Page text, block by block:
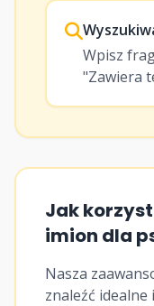
Wpisz
"Zawiera
Jak
imion dla
Nasza
znaleźć